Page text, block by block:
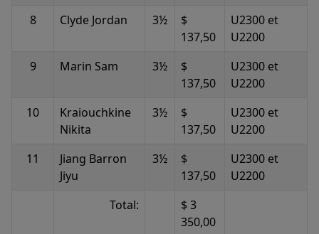
8 Clyde Jordan 3½
$
137,50
U2300 et
U2200
9
Marin Sam 3½
$
137,50
U2300 et
U2200
10
Kraiouchkine
Nikita
3½
$
137,50
U2300 et
U2200
11
Jiang Barron
Jiyu
3½
$
137,50
U2300 et
U2200
Total:
$ 3
350,00